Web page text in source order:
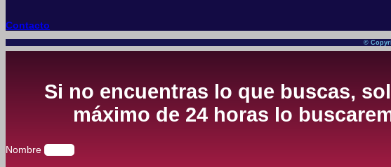
Contacto
©
Si no encuentras lo que buscas,
máximo de 24 horas lo
Nombre